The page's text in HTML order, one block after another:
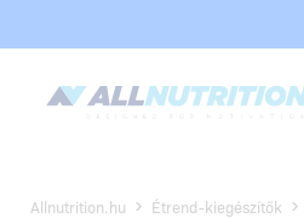
Allnutrition.hu Étrend-kiegészítők